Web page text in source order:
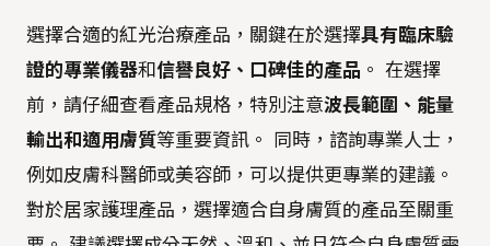
選擇合適的紅光治療產品，關鍵在於選擇具有臨床驗
證的專業儀器和信譽良好、口碑佳的產品 。 在選擇
前，請仔細查看產品規格，特別注意波長範圍、能量
輸出和適用膚質等重要資訊。 同時，諮詢專業人士，
例如皮膚科醫師或美容師，可以提供更專業的建議。
對於居家護理產品，選擇適合自身膚質的產品至關重